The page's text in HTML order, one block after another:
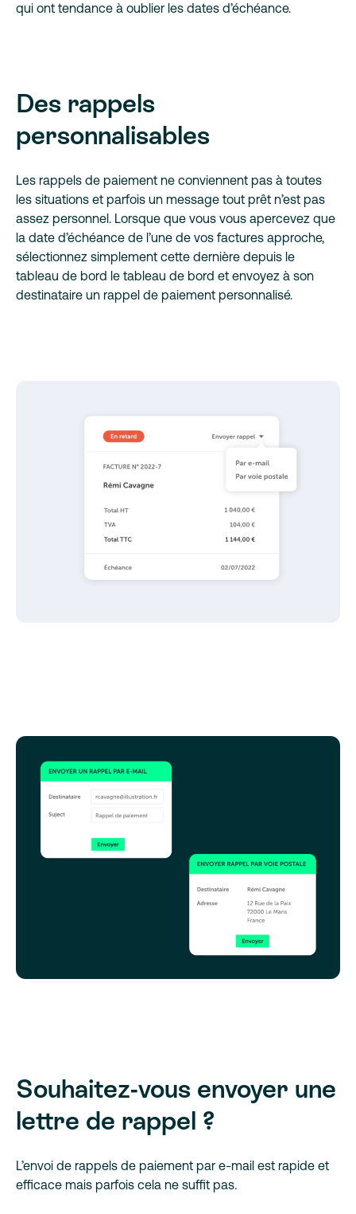
qui ont tendance à oublier les dates d’échéance.
Des rappels
personnalisables
Les rappels de paiement ne conviennent pas à toutes
les situations et parfois un message tout prêt n’est pas
assez personnel. Lorsque que vous vous apercevez que
la date d’échéance de l’une de vos factures approche,
sélectionnez simplement cette dernière depuis le
tableau de bord le tableau de bord et envoyez à son
destinataire un rappel de paiement personnalisé.
Souhaitez-vous envoyer une
lettre de rappel ?
L’envoi de rappels de paiement par e-mail est rapide et
efficace mais parfois cela ne suffit pas.